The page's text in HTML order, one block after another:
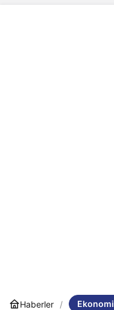
Haberler Ekonomi